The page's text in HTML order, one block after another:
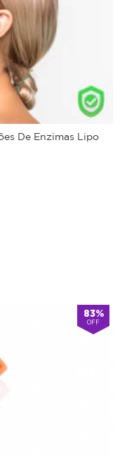
De Enzimas Lipo
83%
OFF